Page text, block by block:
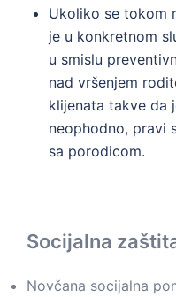
Ukoliko se tokom
je u konkretnom
u smislu
nad vršenjem
klijenata takve da
neophodno, pravi
sa porodicom.
Socijalna
Novčana socijalna